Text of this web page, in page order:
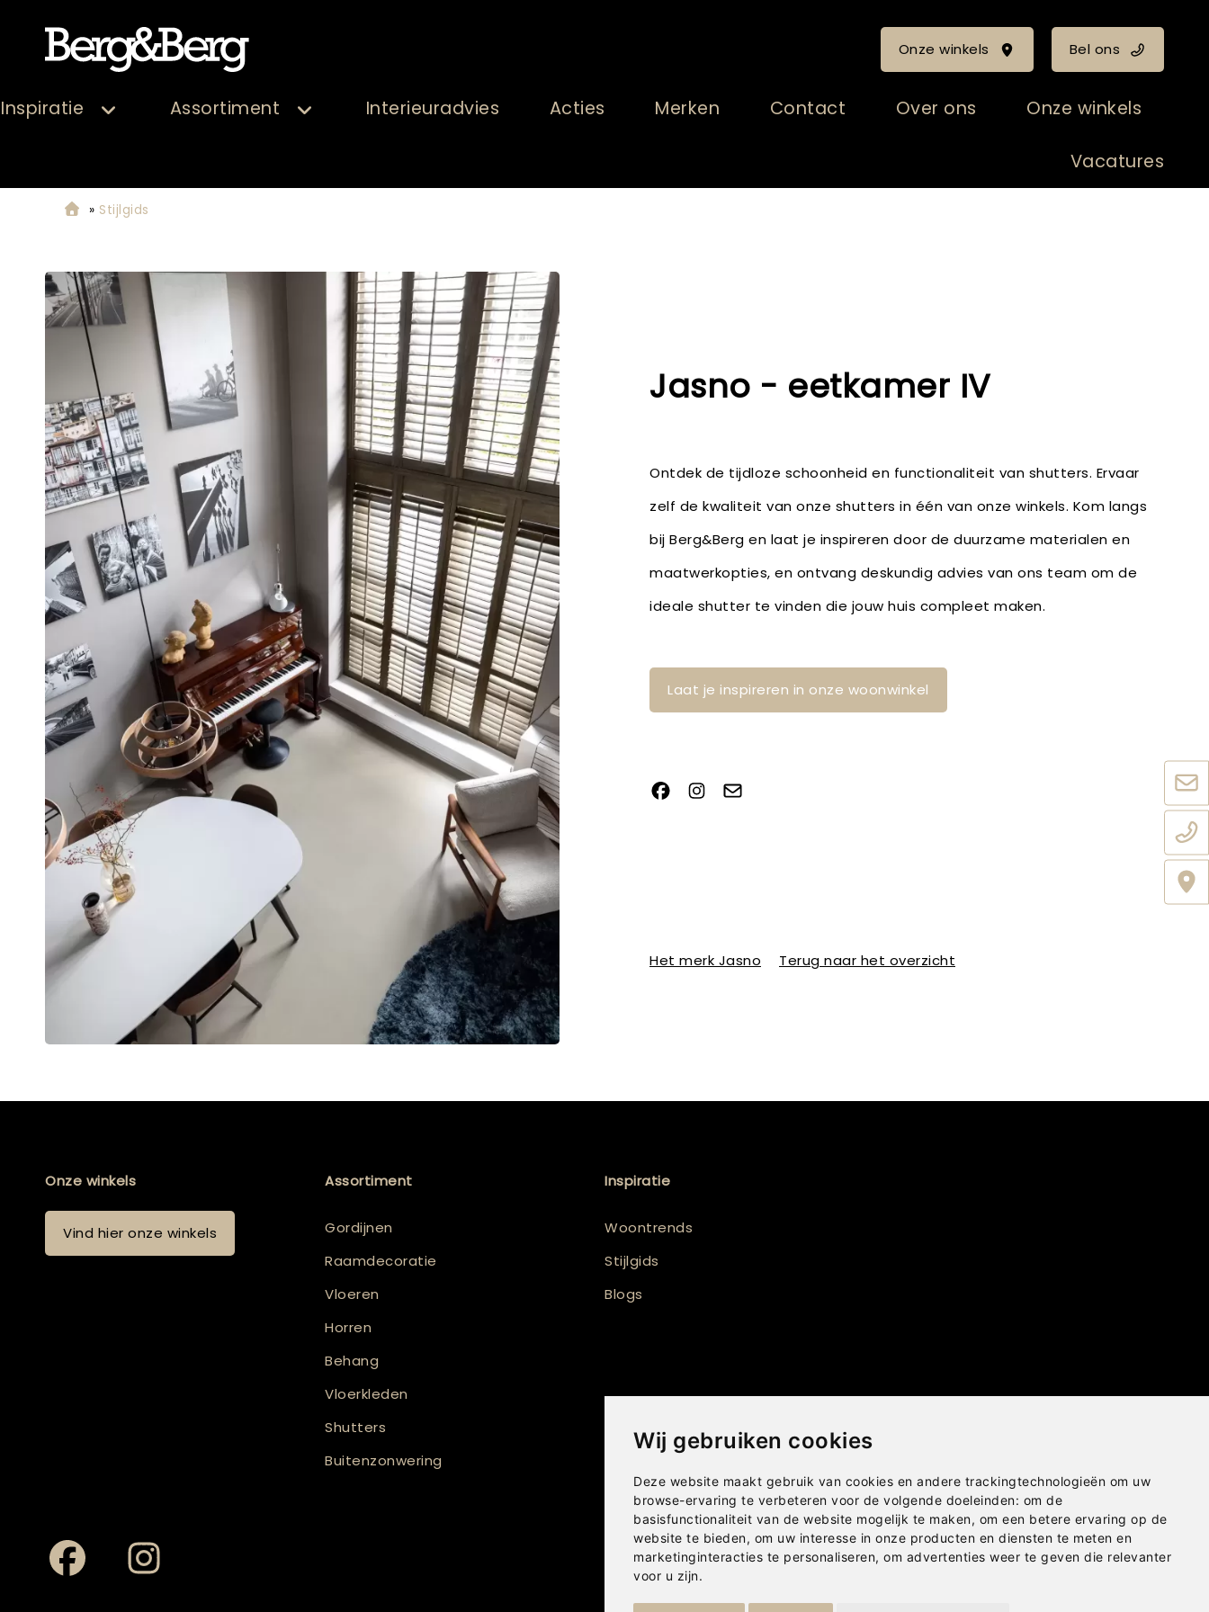
Wij gebruiken cookies
Deze website maakt gebruik van cookies en andere trackingtechnologieën om uw
browse-ervaring te verbeteren voor de volgende doeleinden: om de
basisfunctionaliteit van de website mogelijk te maken, om een betere ervaring op de
website te bieden, om uw interesse in onze producten en diensten te meten en
marketinginteracties te personaliseren, om advertenties weer te geven die relevanter
voor u zijn.
Onze winkels Bel ons
Inspiratie Assortiment Interieuradvies Acties Merken Contact Over ons Onze winkels
Vacatures
» Stijlgids
Jasno - eetkamer IV
Ontdek de tijdloze schoonheid en functionaliteit van shutters. Ervaar
zelf de kwaliteit van onze shutters in één van onze winkels. Kom langs
bij Berg&Berg en laat je inspireren door de duurzame materialen en
maatwerkopties, en ontvang deskundig advies van ons team om de
ideale shutter te vinden die jouw huis compleet maken.
Laat je inspireren in onze woonwinkel
Het merk Jasno Terug naar het overzicht
Onze winkels
Vind hier onze winkels
Assortiment
Gordijnen
Raamdecoratie
Vloeren
Horren
Behang
Vloerkleden
Shutters
Buitenzonwering
Inspiratie
Woontrends
Stijlgids
Blogs